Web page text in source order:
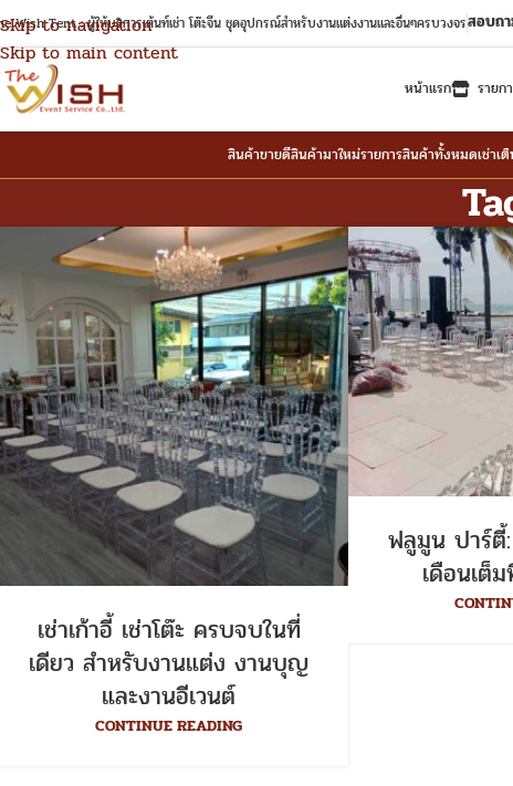
Skip to navigation
Skip to main content
Wish Tent : ผู้ให้บริการเต้นท์เช่า โต๊ะจีน ชุดอุปกรณ์สำหรับงานแต่งงานและอื่นๆครบวงจรสอบถ
หน้าแรก รายก
สินค้าขายดีสินค้ามาใหม่รายการสินค้าทั้งหมดเช่าเ
เช่าเก้าอี้ เช่าโต๊ะ ครบจบในที่
เดียว สำหรับงานแต่ง งานบุญ
และงานอีเวนต์
CONTINUE READING
ฟลูมูน ปาร์
เดือนเต็